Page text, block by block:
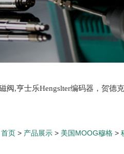
阀,亨士乐Hengslter编码器，贺德
首页 > 产品展示 > 美国MOOG穆格 >